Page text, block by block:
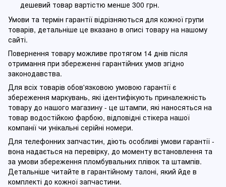
дешевий товар вартістю менше 300 грн.
Умови та термін гарантії відрізняються для кожної групи
товарів, детальніше це вказано в описі товару на нашому
сайті.
Повернення товару можливе протягом 14 днів після
отримання при збереженні гарантійних умов згідно
законодавства.
Для всіх товарів обов'язковою умовою гарантії є
збереження маркувань, які ідентифікують приналежність
товару до нашого магазину - це штампи, які наносяться на
товар водостійкою фарбою, відповідні стікера нашої
компанії чи унікальні серійні номери.
Для телефонних запчастин, діють особливі умови гарантії -
вона надається на перевірку, до моменту встановлення та
за умови збереження пломбувальних плівок та штампів.
Детальніше читайте в гарантійному талоні, який йде в
комплекті до кожної запчастини.